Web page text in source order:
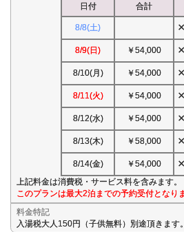
日付 合計
8/8(土) ×
8/9(日) ￥54,000 ×
8/10(月) ￥54,000 ×
8/11(火) ￥54,000 ×
8/12(水) ￥54,000 ×
8/13(木) ￥58,000 ×
8/14(金) ￥54,000 ×
上記料金は消費税・サービス料を含みます。
このプランは最大2泊までの予約受付となり
料金特記
入湯税大人150円（子供無料）別途頂きます。